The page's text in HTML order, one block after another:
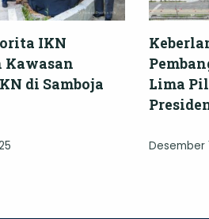
IKN
Kawasan
di Samboja
Lima
Desember